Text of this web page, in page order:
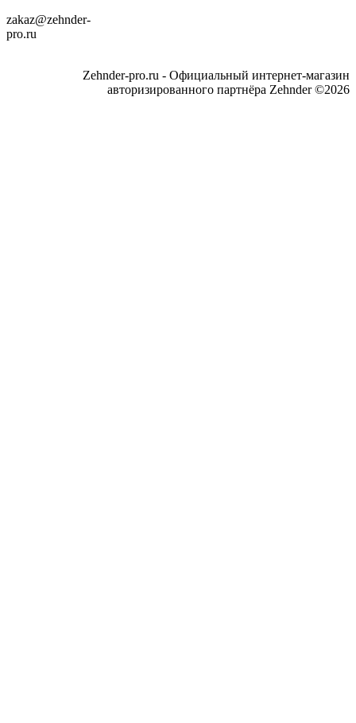
zakaz@zehnder-
pro.ru
Zehnder-pro.ru - Официальный интернет-магазин
авторизированного партнёра Zehnder ©2026